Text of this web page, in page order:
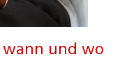
und wo